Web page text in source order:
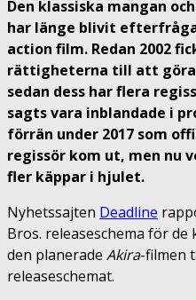
Den klassiska mangan
har länge blivit
action film. Redan 2002
rättigheterna till att göra
sedan dess har flera
sagts vara inblandade i
förrän under 2017 som
regissör kom ut, men nu
fler käppar i hjulet.
Nyhetssajten Deadline
Bros. releaseschema för
den planerade Akira-filmen
releaseschemat.